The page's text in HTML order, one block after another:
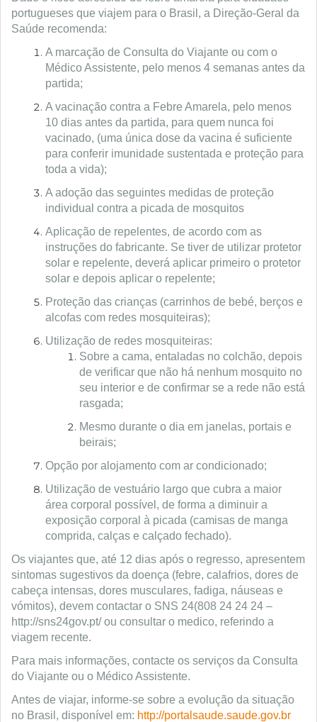
portugueses que viajem para o Brasil, a Direção-Geral da
Saúde recomenda:
A marcação de Consulta do Viajante ou com o
Médico Assistente, pelo menos 4 semanas antes da
partida;
A vacinação contra a Febre Amarela, pelo menos
10 dias antes da partida, para quem nunca foi
vacinado, (uma única dose da vacina é suficiente
para conferir imunidade sustentada e proteção para
toda a vida);
A adoção das seguintes medidas de proteção
individual contra a picada de mosquitos
Aplicação de repelentes, de acordo com as
instruções do fabricante. Se tiver de utilizar protetor
solar e repelente, deverá aplicar primeiro o protetor
solar e depois aplicar o repelente;
Proteção das crianças (carrinhos de bebé, berços e
alcofas com redes mosquiteiras);
Utilização de redes mosquiteiras:
Sobre a cama, entaladas no colchão, depois
de verificar que não há nenhum mosquito no
seu interior e de confirmar se a rede não está
rasgada;
Mesmo durante o dia em janelas, portais e
beirais;
Opção por alojamento com ar condicionado;
Utilização de vestuário largo que cubra a maior
área corporal possível, de forma a diminuir a
exposição corporal à picada (camisas de manga
comprida, calças e calçado fechado).
Os viajantes que, até 12 dias após o regresso, apresentem
sintomas sugestivos da doença (febre, calafrios, dores de
cabeça intensas, dores musculares, fadiga, náuseas e
vómitos), devem contactar o SNS 24(808 24 24 24 –
http://sns24gov.pt/ ou consultar o medico, referindo a
viagem recente.
Para mais informações, contacte os serviços da Consulta
do Viajante ou o Médico Assistente.
Antes de viajar, informe-se sobre a evolução da situação
no Brasil, disponível em: http://portalsaude.saude.gov.br